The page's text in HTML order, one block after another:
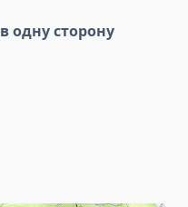
одну сторону